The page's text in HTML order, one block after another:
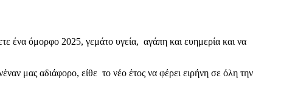
ένα όμορφο 2025, γεμάτο υγεία, αγάπη και ευημερία και να
μας αδιάφορο, είθε το νέο έτος να φέρει ειρήνη σε όλη την